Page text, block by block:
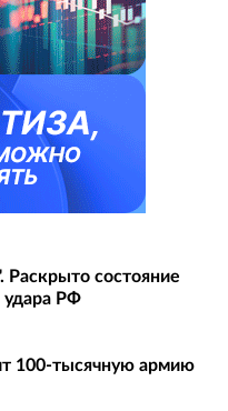
Раскрыто состояние
удара РФ
100-тысячную армию